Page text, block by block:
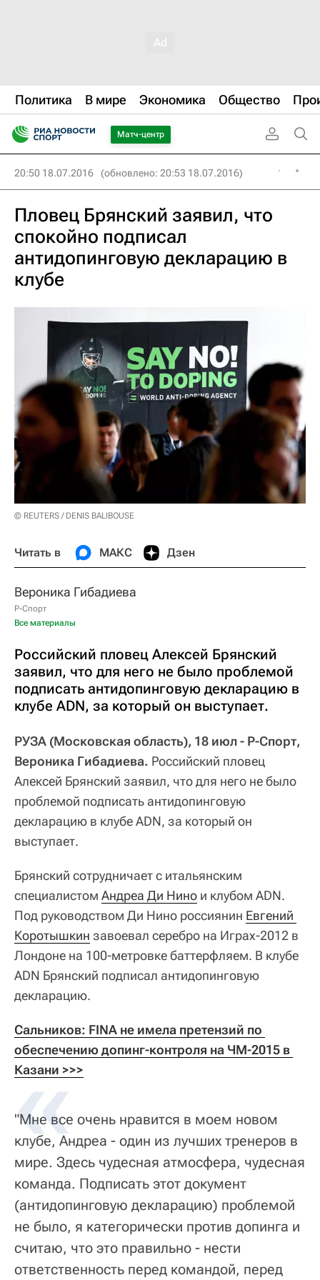
Политика В мире Экономика Общество
Матч-центр
20:50 18.07.2016 (обновлено: 20:53 18.07.2016)
Пловец Брянский заявил, что
спокойно подписал
антидопинговую декларацию в
клубе
© REUTERS / DENIS BALIBOUSE
Читать в МАКС Дзен
Вероника Гибадиева
Р-Спорт
Все материалы
Российский пловец Алексей Брянский
заявил, что для него не было проблемой
подписать антидопинговую декларацию в
клубе ADN, за который он выступает.
РУЗА (Московская область), 18 июл - Р-Спорт,
Вероника Гибадиева. Российский пловец
Алексей Брянский заявил, что для него не было
проблемой подписать антидопинговую
декларацию в клубе ADN, за который он
выступает.
Брянский сотрудничает с итальянским
специалистом Андреа Ди Нино и клубом ADN.
Под руководством Ди Нино россиянин Евгений
Коротышкин завоевал серебро на Играх-2012 в
Лондоне на 100-метровке баттерфляем. В клубе
ADN Брянский подписал антидопинговую
декларацию.
Сальников: FINA не имела претензий по
обеспечению допинг-контроля на ЧМ-2015 в
Казани >>>
"Мне все очень нравится в моем новом
клубе, Андреа - один из лучших тренеров в
мире. Здесь чудесная атмосфера, чудесная
команда. Подписать этот документ
(антидопинговую декларацию) проблемой
не было, я категорически против допинга и
считаю, что это правильно - нести
ответственность перед командой, перед